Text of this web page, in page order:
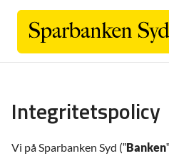
Integritetspolicy
Vi på Sparbanken Syd (”Banken